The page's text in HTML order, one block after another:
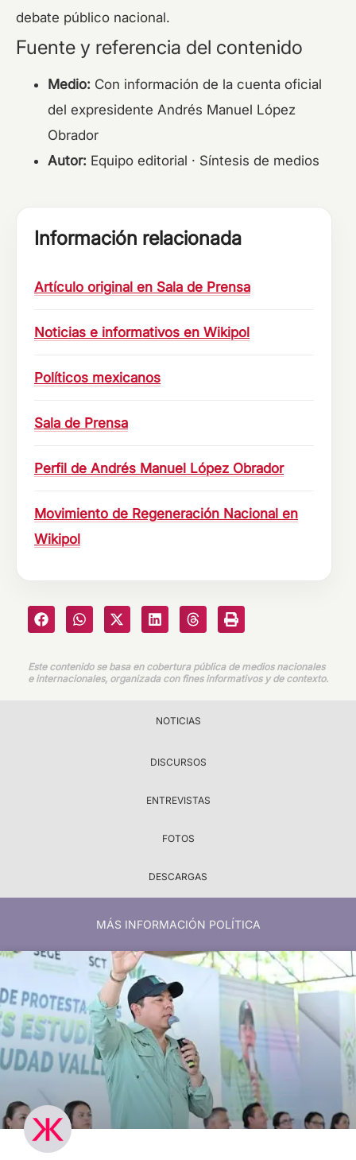
debate público nacional.
Fuente y referencia del contenido
Medio: Con información de la cuenta oficial
del expresidente Andrés Manuel López
Obrador
Autor: Equipo editorial · Síntesis de medios
Información relacionada
Artículo original en Sala de Prensa
Noticias e informativos en Wikipol
Políticos mexicanos
Sala de Prensa
Perfil de Andrés Manuel López Obrador
Movimiento de Regeneración Nacional en
Wikipol
Este contenido se basa en cobertura pública de medios nacionales
e internacionales, organizada con fines informativos y de contexto.
NOTICIAS
DISCURSOS
ENTREVISTAS
FOTOS
DESCARGAS
MÁS INFORMACIÓN POLÍTICA